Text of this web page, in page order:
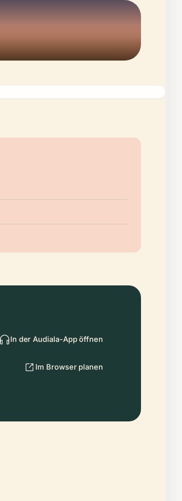
In der Audiala-App öffnen
Im Browser planen